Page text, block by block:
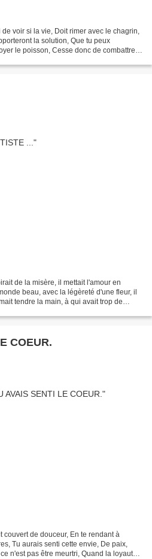
voir si la vie, Doit rimer avec le chagrin,
la solution, Que tu peux
le poisson, Cesse donc de combattre,
de la misère, il mettait l'amour en
beau, avec la légèreté d'une fleur, il
tendre la main, à qui avait trop de
COEUR.
couvert de douceur, En te rendant à
Tu aurais senti cette envie, De paix,
n'est pas être meurtri, Quand la loyauté